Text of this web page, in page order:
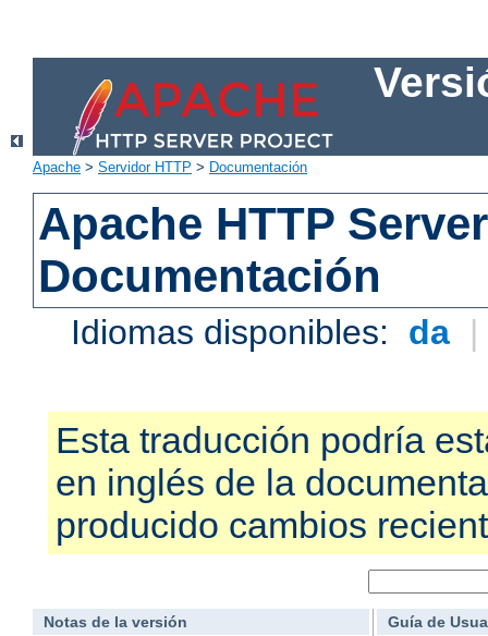
Apache > Servidor HTTP > Documentación
Apache HTTP
Documentación
Idiomas disponibles: da |
Esta traducción podría
en inglés de la
producido cambios
Notas de la versión
Guía de